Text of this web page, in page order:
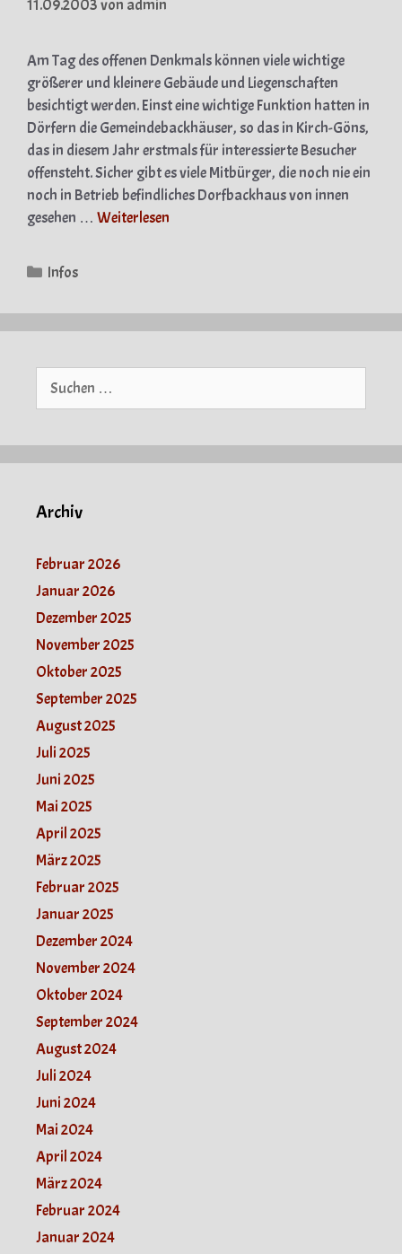
11.09.2003von admin
Am Tag des offenen Denkmals können viele wichtige
größerer und kleinere Gebäude und Liegenschaften
besichtigt werden. Einst eine wichtige Funktion hatten in
Dörfern die Gemeindebackhäuser, so das in Kirch-Göns,
das in diesem Jahr erstmals für interessierte Besucher
offensteht. Sicher gibt es viele Mitbürger, die noch nie ein
noch in Betrieb befindliches Dorfbackhaus von innen
gesehen … Weiterlesen
Kategorien
Infos
Suche
Archiv
Februar 2026
Januar 2026
Dezember 2025
November 2025
Oktober 2025
September 2025
August 2025
Juli 2025
Juni 2025
Mai 2025
April 2025
März 2025
Februar 2025
Januar 2025
Dezember 2024
November 2024
Oktober 2024
September 2024
August 2024
Juli 2024
Juni 2024
Mai 2024
April 2024
März 2024
Februar 2024
Januar 2024